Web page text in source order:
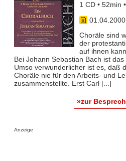
1 CD • 52min
01.04.2000
Choräle sind
der
auf ihnen
Bei Johann Sebastian Bach ist
Umso verwunderlicher ist es, daß
Choräle nie für den Arbeits- und
zusammenstellte. Erst Carl [...]
»zur
Anzeige